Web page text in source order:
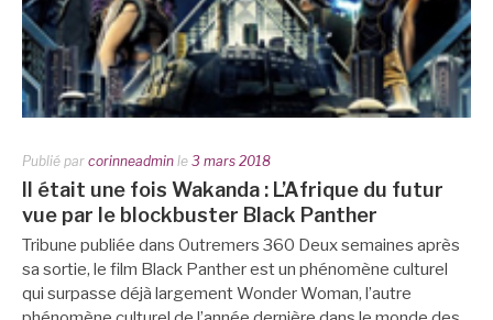
Publié par corinneadmin le 3 mars 2018
Il était une fois Wakanda : L’Afrique du futur
vue par le blockbuster Black Panther
Tribune publiée dans Outremers 360 Deux semaines après
sa sortie, le film Black Panther est un phénomène culturel
qui surpasse déjà largement Wonder Woman, l’autre